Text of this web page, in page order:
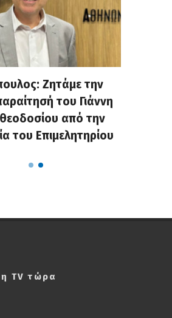
Ζητάμε την
του Γιάννη
από την
του Επιμελητηρίου
TV τώρα